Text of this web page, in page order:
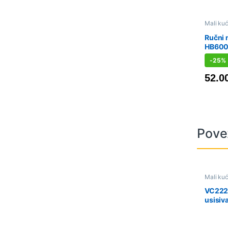
Mali
Ručni
-25%
Mali